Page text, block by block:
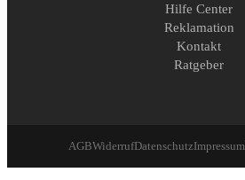
Hilfe Center
Reklamation
Kontakt
Ratgeber
AGBWiderrufDatenschutzImpressum